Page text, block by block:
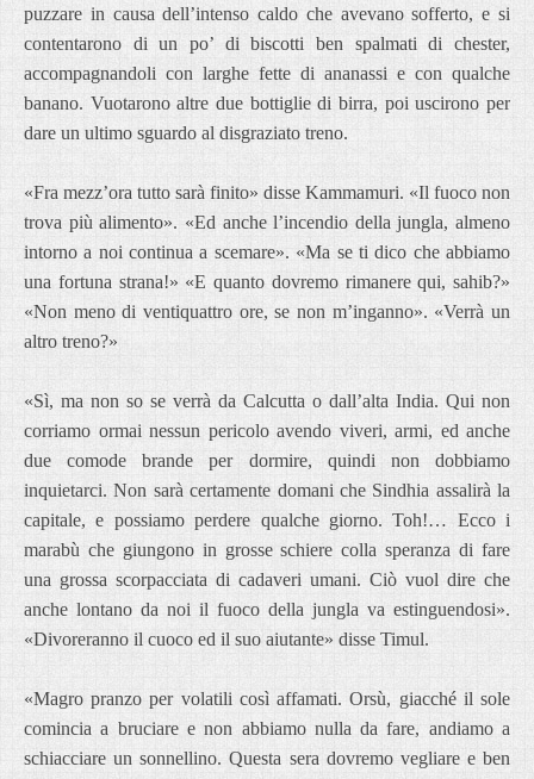
puzzare in causa dell’intenso caldo che avevano sofferto, e si
contentarono di un po’ di biscotti ben spalmati di chester,
accompagnandoli con larghe fette di ananassi e con qualche
banano. Vuotarono altre due bottiglie di birra, poi uscirono per
dare un ultimo sguardo al disgraziato treno.
«Fra mezz’ora tutto sarà finito» disse Kammamuri. «Il fuoco non
trova più alimento». «Ed anche l’incendio della jungla, almeno
intorno a noi continua a scemare». «Ma se ti dico che abbiamo
una fortuna strana!» «E quanto dovremo rimanere qui, sahib?»
«Non meno di ventiquattro ore, se non m’inganno». «Verrà un
altro treno?»
«Sì, ma non so se verrà da Calcutta o dall’alta India. Qui non
corriamo ormai nessun pericolo avendo viveri, armi, ed anche
due comode brande per dormire, quindi non dobbiamo
inquietarci. Non sarà certamente domani che Sindhia assalirà la
capitale, e possiamo perdere qualche giorno. Toh!… Ecco i
marabù che giungono in grosse schiere colla speranza di fare
una grossa scorpacciata di cadaveri umani. Ciò vuol dire che
anche lontano da noi il fuoco della jungla va estinguendosi».
«Divoreranno il cuoco ed il suo aiutante» disse Timul.
«Magro pranzo per volatili così affamati. Orsù, giacché il sole
comincia a bruciare e non abbiamo nulla da fare, andiamo a
schiacciare un sonnellino. Questa sera dovremo vegliare e ben